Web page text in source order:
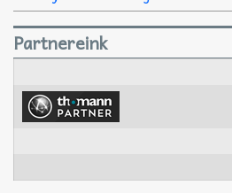
Partnereink